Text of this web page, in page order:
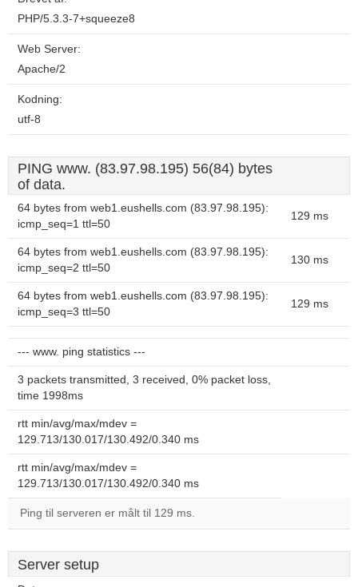
PHP/5.3.3-7+squeeze8
Web Server:
Apache/2
Kodning:
utf-8
PING www. (83.97.98.195) 56(84) bytes
of data.
64 bytes from web1.eushells.com (83.97.98.195):
icmp_seq=1 ttl=50
129 ms
64 bytes from web1.eushells.com (83.97.98.195):
icmp_seq=2 ttl=50
130 ms
64 bytes from web1.eushells.com (83.97.98.195):
icmp_seq=3 ttl=50
129 ms
--- www. ping statistics ---
3 packets transmitted, 3 received, 0% packet loss,
time 1998ms
rtt min/avg/max/mdev =
129.713/130.017/130.492/0.340 ms
rtt min/avg/max/mdev =
129.713/130.017/130.492/0.340 ms
Ping til serveren er målt til 129 ms.
Server setup